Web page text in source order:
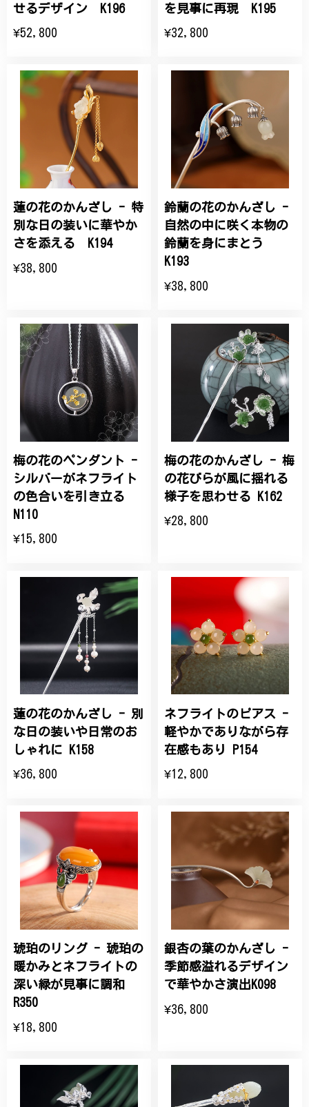
せるデザイン K196
¥52,800
を見事に再現 K195
¥32,800
蓮の花のかんざし - 特
別な日の装いに華やか
さを添える K194
¥38,800
鈴蘭の花のかんざし -
自然の中に咲く本物の
鈴蘭を身にまとう
K193
¥38,800
梅の花のペンダント -
シルバーがネフライト
の色合いを引き立る
N110
¥15,800
梅の花のかんざし - 梅
の花びらが風に揺れる
様子を思わせる K162
¥28,800
蓮の花のかんざし - 別
な日の装いや日常のお
しゃれに K158
¥36,800
ネフライトのピアス -
軽やかでありながら存
在感もあり P154
¥12,800
琥珀のリング - 琥珀の
暖かみとネフライトの
深い緑が見事に調和
R350
¥18,800
銀杏の葉のかんざし -
季節感溢れるデザイン
で華やかさ演出K098
¥36,800